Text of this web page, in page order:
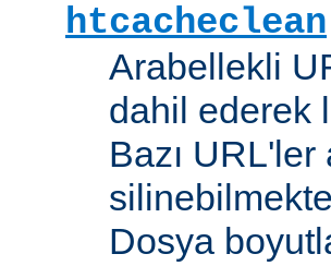
htcacheclean
Arabellekli
dahil ederek
Bazı
Dosya